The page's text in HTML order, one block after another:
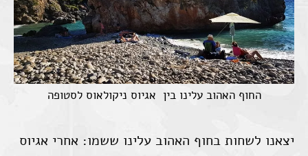
החוף האהוב עלינו בין אגיוס ניקולאוס לסטופה
יצאנו לשחות בחוף האהוב עלינו ששמו: אחרי אגיוס